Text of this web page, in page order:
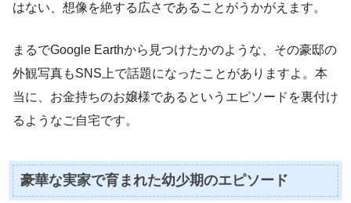
はない、想像を絶する広さであることがうかがえます。
まるでGoogle Earthから見つけたかのような、その豪邸の
外観写真もSNS上で話題になったことがありますよ。本
当に、お金持ちのお嬢様であるというエピソードを裏付け
るようなご自宅です。
豪華な実家で育まれた幼少期のエピソード